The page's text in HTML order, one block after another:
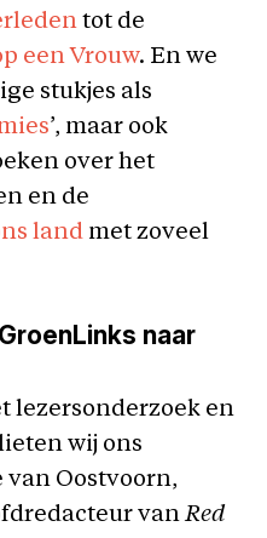
tot de
een Vrouw. En we
stukjes als
’, maar ook
over het
en de
land met zoveel
naar
lezersonderzoek en
wij ons
van Oostvoorn,
vanRed